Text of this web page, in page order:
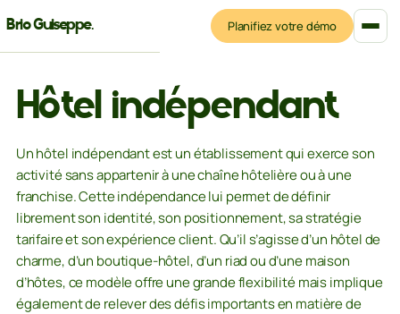
Brio Guiseppe.
Blog
Planifiez votre démo
Hôtel indépendant
Un hôtel indépendant est un établissement qui exerce son
activité sans appartenir à une chaîne hôtelière ou à une
franchise. Cette indépendance lui permet de définir
librement son identité, son positionnement, sa stratégie
tarifaire et son expérience client. Qu’il s’agisse d’un hôtel de
charme, d’un boutique-hôtel, d’un riad ou d’une maison
d’hôtes, ce modèle offre une grande flexibilité mais implique
également de relever des défis importants en matière de